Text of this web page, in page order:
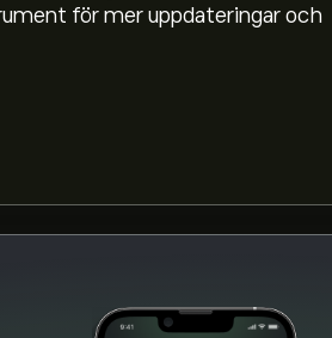
för mer uppdateringar och
är inte tillgängliga just nu)
ut för att se de historiska
fluktuerat mellan -0.25‎€‎ under